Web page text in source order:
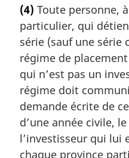
e
m
a
r
i
n
a
l
e
:
(4) Toute personne,
particulier, qui
série (sauf une série
régime de
qui n’est pas un
régime doit
demande écrite de
d’une année civile,
l’investisseur qui lui
chaque province